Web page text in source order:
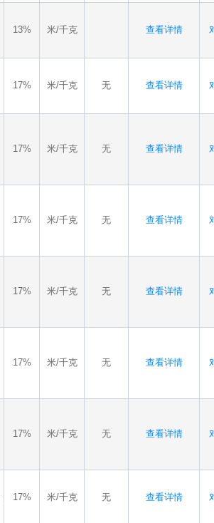
13% 米/千克 查看详情
17% 米/千克 无 查看详情
17% 米/千克 无 查看详情
17% 米/千克 无 查看详情
17% 米/千克 无 查看详情
17% 米/千克 无 查看详情
17% 米/千克 无 查看详情
17% 米/千克 无 查看详情